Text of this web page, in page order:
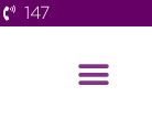
147